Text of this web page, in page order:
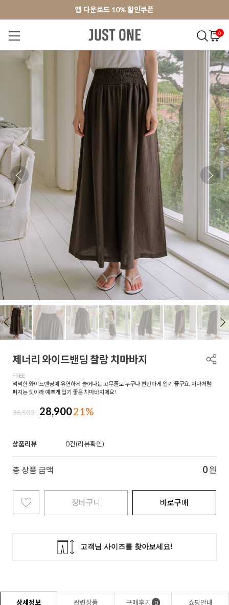
앱 다운로드 10% 할인쿠폰
회원가입 쿠폰 3000원
앱 다운로드 10% 할인쿠폰
회원가입 쿠폰 3000원
0
NEW 7% 오늘출발 MADE . J 상의 아
제너리 와이드밴딩 찰랑 치마바지
FREE
넉넉한 와이드밴딩에 유연하게 늘어나는 고무줄로 누구나 편안하게 입기 좋구요, 치마처럼
퍼지는 핏이라 예쁘게 입기 좋은 치마바지에요!
36,500 28,90021%
상품리뷰 0
총 상품 금액 0 원
장바구니 바로구매
상세정보 관련상품 구매후기 0 쇼핑안내